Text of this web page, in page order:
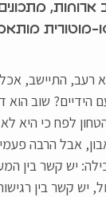
ארוחות,
מוטורית
רעב, התיישב, אכל
הידיים? שוב
לפח כי היא
אבל הרבה
יש קשר בין
יש קשר בין